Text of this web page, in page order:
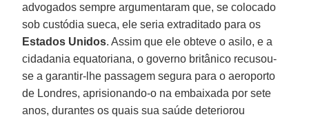
advogados sempre argumentaram que, se colocado
sob custódia sueca, ele seria extraditado para os
Estados Unidos. Assim que ele obteve o asilo, e a
cidadania equatoriana, o governo britânico recusou-
se a garantir-lhe passagem segura para o aeroporto
de Londres, aprisionando-o na embaixada por sete
anos, durantes os quais sua saúde deteriorou